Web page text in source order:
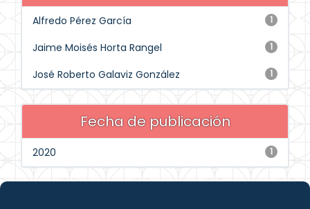
1
Alfredo Pérez García
1
Jaime Moisés Horta Rangel
1
José Roberto Galaviz González
Fecha de publicación
1
2020